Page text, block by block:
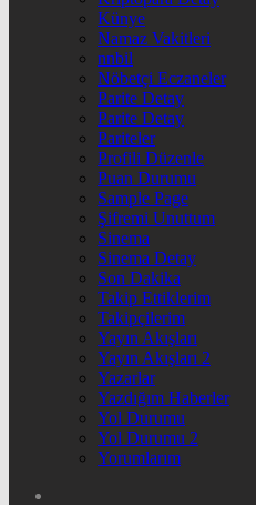
Künye
Namaz Vakitleri
nnbil
Nöbetçi Eczaneler
Parite Detay
Parite Detay
Pariteler
Profili Düzenle
Puan Durumu
Sample Page
Şifremi Unuttum
Sinema
Sinema Detay
Son Dakika
Takip Ettiklerim
Takipçilerim
Yayın Akışları
Yayın Akışları 2
Yazarlar
Yazdığım Haberler
Yol Durumu
Yol Durumu 2
Yorumlarım